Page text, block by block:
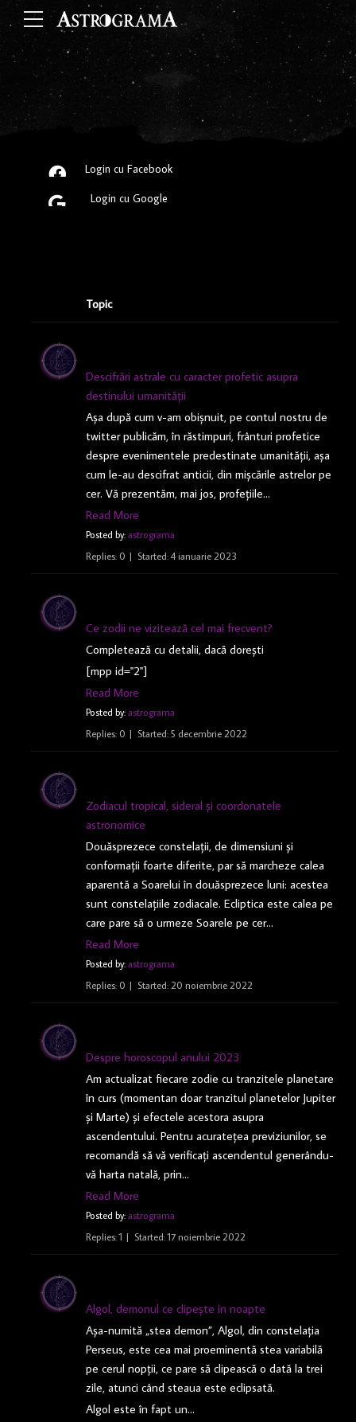
Login cu Facebook
Login cu Google
Topic
Descifrări astrale cu caracter profetic asupra
destinului umanității
Așa după cum v-am obișnuit, pe contul nostru de
twitter publicăm, în răstimpuri, frânturi profetice
despre evenimentele predestinate umanității, așa
cum le-au descifrat anticii, din mișcările astrelor pe
cer. Vă prezentăm, mai jos, profețiile…
Read More
Posted by:astrograma
Replies: 0
Started:4 ianuarie 2023
Ce zodii ne vizitează cel mai frecvent?
Completează cu detalii, dacă dorești
[mpp id="2"]
Read More
Posted by:astrograma
Replies: 0
Started:5 decembrie 2022
Zodiacul tropical, sideral și coordonatele
astronomice
Douăsprezece constelații, de dimensiuni și
conformații foarte diferite, par să marcheze calea
aparentă a Soarelui în douăsprezece luni: acestea
sunt constelațiile zodiacale. Ecliptica este calea pe
care pare să o urmeze Soarele pe cer…
Read More
Posted by:astrograma
Replies: 0
Started:20 noiembrie 2022
Despre horoscopul anului 2023
Am actualizat fiecare zodie cu tranzitele planetare
în curs (momentan doar tranzitul planetelor Jupiter
și Marte) și efectele acestora asupra
ascendentului. Pentru acuratețea previziunilor, se
recomandă să vă verificați ascendentul generându-
vă harta natală, prin…
Read More
Posted by:astrograma
Replies: 1
Started:17 noiembrie 2022
Algol, demonul ce clipește în noapte
Așa-numită „stea demon”, Algol, din constelația
Perseus, este cea mai proeminentă stea variabilă
pe cerul nopții, ce pare să clipească o dată la trei
zile, atunci când steaua este eclipsată.
Algol este în fapt un…